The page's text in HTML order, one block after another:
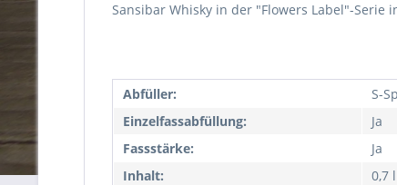
Sansibar Whisky in der "Flowers Label"-Serie
Abfüller:
S-
Einzelfassabfüllung:
Ja
Fassstärke:
Ja
Inhalt:
0,7 l